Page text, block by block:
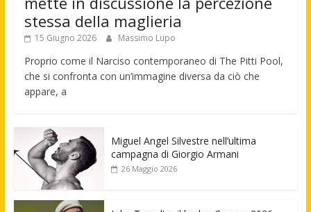
stessa della maglieria
15 Giugno 2026 Massimo Lupo
Proprio come il Narciso contemporaneo di The Pitti Pool,
che si confronta con un’immagine diversa da ciò che
appare, a
Miguel Angel Silvestre nell’ultima
campagna di Giorgio Armani
26 Maggio 2026